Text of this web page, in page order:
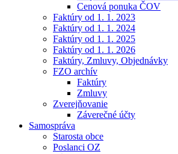
Cenová ponuka ČOV
Faktúry od 1. 1. 2023
Faktúry od 1. 1. 2024
Faktúry od 1. 1. 2025
Faktúry od 1. 1. 2026
Faktúry, Zmluvy, Objednávky
FZO archív
Faktúry
Zmluvy
Zverejňovanie
Záverečné účty
Samospráva
Starosta obce
Poslanci OZ